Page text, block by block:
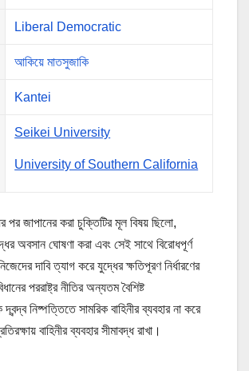
Liberal Democratic
আকিয়ে মাতসুজাকি
Kantei
Seikei University
University of Southern California
পর জাপানের করা চুক্তিটির মূল বিষয় ছিলো,
অবসান ঘোষণা করা এবং সেই সাথে বিরোধপূর্ণ
দাবি ত্যাগ করে যুদ্ধের ক্ষতিপূরণ নির্ধারণের
পররাষ্ট্র নীতির অন্যতম বৈশিষ্ট
নিষ্পত্তিতে সামরিক বাহিনীর ব্যবহার না করে
বাহিনীর ব্যবহার সীমাবদ্ধ রাখা।